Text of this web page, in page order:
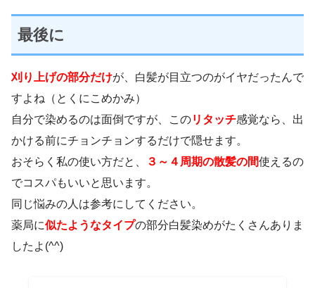
最後に
刈り上げの部分だけが、白髪が目立つのがイヤだったんで
すよね（とくにこめかみ）
自分で染めるのは面倒ですが、このリタッチ感覚なら、出
かける前にチョンチョンするだけで隠せます。
おそらく私の使い方だと、
３～４周期の散髪の間使えるの
でコスパもいいと思います。
同じ悩みの人は参考にしてください。
薬局に似たようなタイプの部分白髪染めがたくさんありま
したよ(^^)